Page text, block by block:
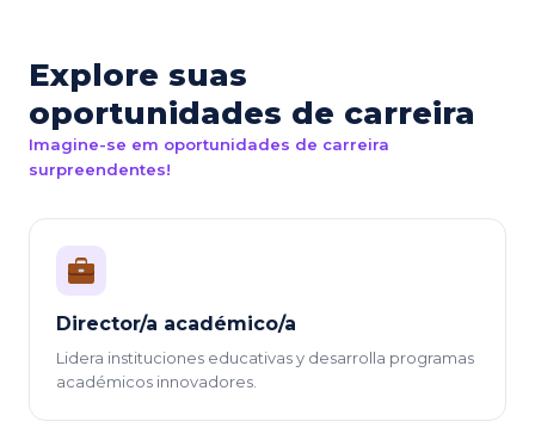
Explore suas
oportunidades de carreira
Imagine-se em oportunidades de carreira
surpreendentes!
Director/a académico/a
Lidera instituciones educativas y desarrolla programas
académicos innovadores.